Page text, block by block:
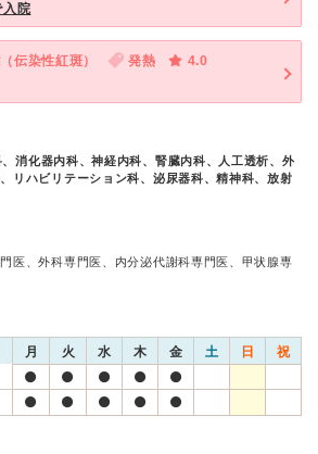
入院
伝染性紅斑） 発熱
4.0
消化器内科、神経内科、腎臓内科、人工透析、外
リハビリテーション科、泌尿器科、精神科、放射
医、外科専門医、内分泌代謝科専門医、甲状腺専
月 火 水 木 金 土 日 祝